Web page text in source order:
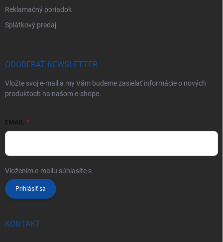
Reklamačný poriadok
Splátkový predaj
ODOBERAŤ NEWSLETTER
Vložte svoj e-mail a my Vám budeme zasielať informácie o nových
produktoch na našom e-shope.
EMAIL
Vložením e-mailu súhlasíte s
Prihlásiť sa
KONTAKT